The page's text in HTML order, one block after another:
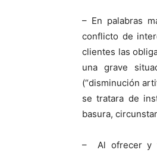
– En palabras
conflicto de
clientes las
una grave
(“disminución
se tratara de
basura,
– Al ofrecer y